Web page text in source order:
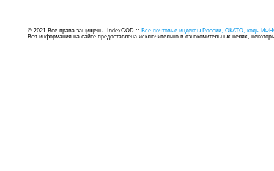
© 2021 Все права защищены. IndexCOD :: Все почтовые индексы России, ОКАТО, коды
Вся информация на сайте предоставлена исключительно в ознокомительных целях,